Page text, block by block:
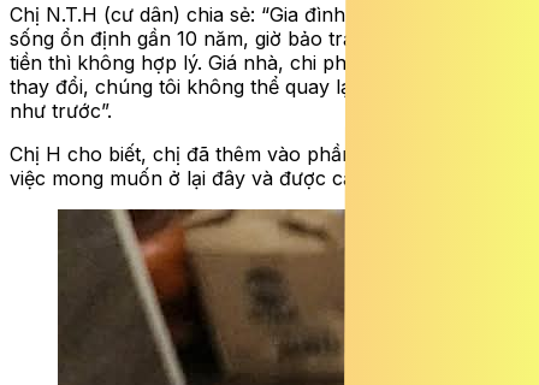
Chị N.T.H (cư dân) chia sẻ: “Gia đình tôi mua nhà, sinh
sống ổn định gần 10 năm, giờ bảo trả lại nhà để nhận
tiền thì không hợp lý. Giá nhà, chi phí sinh hoạt đều đã
thay đổi, chúng tôi không thể quay lại điểm xuất phát
như trước”.
Chị H cho biết, chị đã thêm vào phần ý kiến khác với
việc mong muốn ở lại đây và được cấp sổ đỏ.